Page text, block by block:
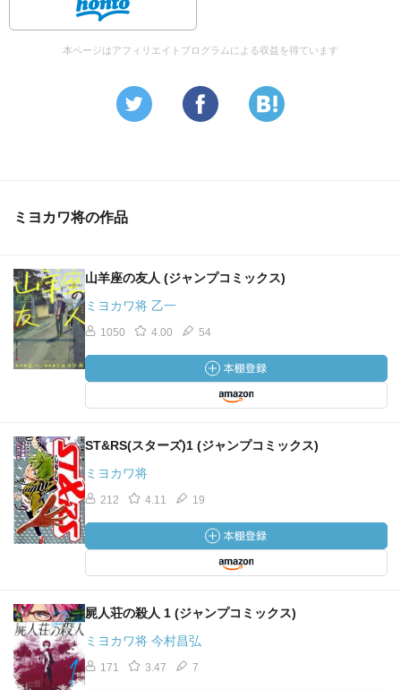
本ページはアフィリエイトプログラムによる収益を得ています
ミヨカワ将の作品
山羊座の友人 (ジャンプコミックス)
ミヨカワ将 乙一
1050 4.00 54
ST&RS(スターズ)1 (ジャンプコミックス)
ミヨカワ将
212 4.11 19
屍人荘の殺人 1 (ジャンプコミックス)
ミヨカワ将 今村昌弘
171 3.47 7